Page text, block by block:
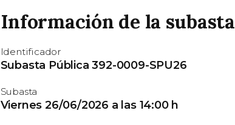
Información de la subasta
Identificador
Subasta Pública 392-0009-SPU26
Subasta
Viernes 26/06/2026 a las 14:00 h